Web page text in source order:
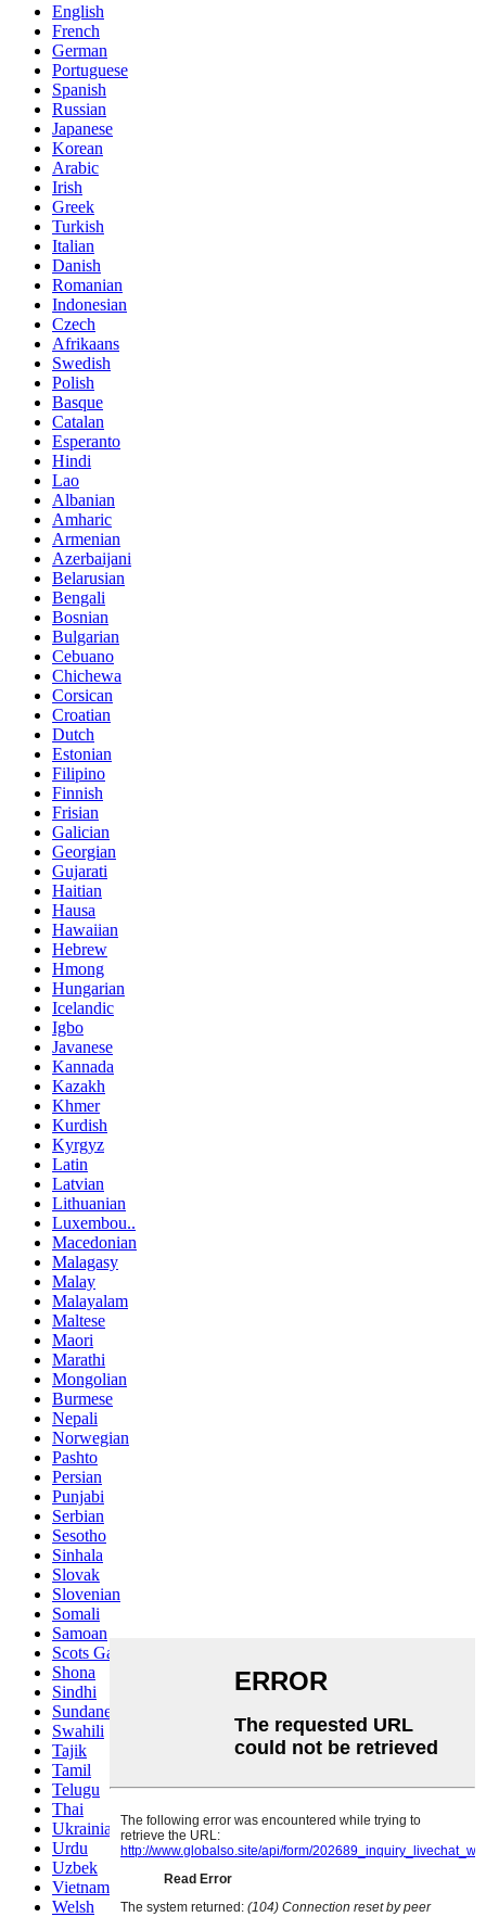
English
French
German
Portuguese
Spanish
Russian
Japanese
Korean
Arabic
Irish
Greek
Turkish
Italian
Danish
Romanian
Indonesian
Czech
Afrikaans
Swedish
Polish
Basque
Catalan
Esperanto
Hindi
Lao
Albanian
Amharic
Armenian
Azerbaijani
Belarusian
Bengali
Bosnian
Bulgarian
Cebuano
Chichewa
Corsican
Croatian
Dutch
Estonian
Filipino
Finnish
Frisian
Galician
Georgian
Gujarati
Haitian
Hausa
Hawaiian
Hebrew
Hmong
Hungarian
Icelandic
Igbo
Javanese
Kannada
Kazakh
Khmer
Kurdish
Kyrgyz
Latin
Latvian
Lithuanian
Luxembou..
Macedonian
Malagasy
Malay
Malayalam
Maltese
Maori
Marathi
Mongolian
Burmese
Nepali
Norwegian
Pashto
Persian
Punjabi
Serbian
Sesotho
Sinhala
Slovak
Slovenian
Somali
Samoan
Scots Gaelic
Shona
Sindhi
Sundanese
Swahili
Tajik
Tamil
Telugu
Thai
Ukrainian
Urdu
Uzbek
Vietnamese
Welsh